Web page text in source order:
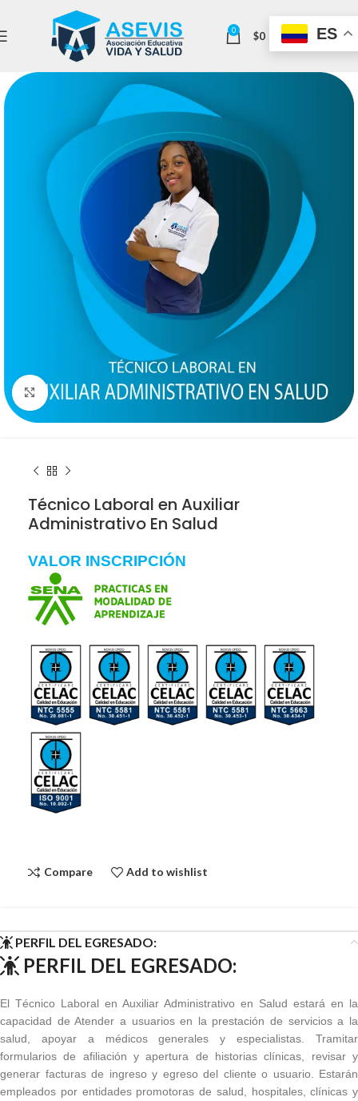
0 $0 ES
Click to enlarge
Técnico Laboral en Auxiliar
Administrativo En Salud
VALOR INSCRIPCIÓN
Compare Add to wishlist
PERFIL DEL EGRESADO:
PERFIL DEL EGRESADO:
El Técnico Laboral en Auxiliar Administrativo en Salud estará en la
capacidad de Atender a usuarios en la prestación de servicios a la
salud, apoyar a médicos generales y especialistas. Tramitar
formularios de afiliación y apertura de historias clínicas, revisar y
generar facturas de ingreso y egreso del cliente o usuario. Estarán
empleados por entidades promotoras de salud, hospitales, clínicas y